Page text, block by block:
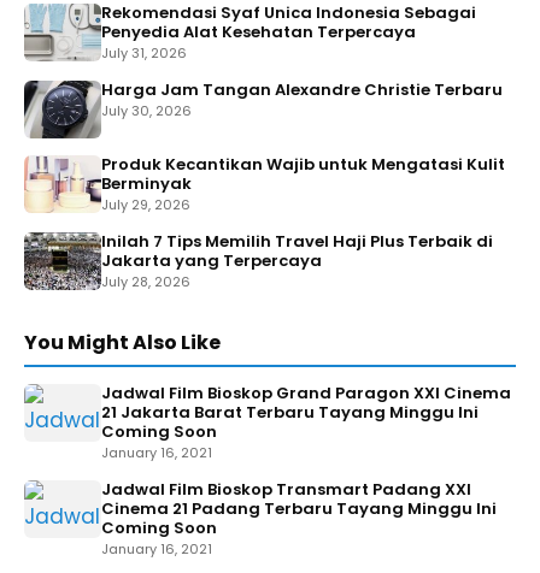
Rekomendasi Syaf Unica Indonesia Sebagai
Penyedia Alat Kesehatan Terpercaya
July 31, 2026
Harga Jam Tangan Alexandre Christie Terbaru
July 30, 2026
Produk Kecantikan Wajib untuk Mengatasi Kulit
Berminyak
July 29, 2026
Inilah 7 Tips Memilih Travel Haji Plus Terbaik di
Jakarta yang Terpercaya
July 28, 2026
You Might Also Like
Jadwal Film Bioskop Grand Paragon XXI Cinema
21 Jakarta Barat Terbaru Tayang Minggu Ini
Coming Soon
January 16, 2021
Jadwal Film Bioskop Transmart Padang XXI
Cinema 21 Padang Terbaru Tayang Minggu Ini
Coming Soon
January 16, 2021